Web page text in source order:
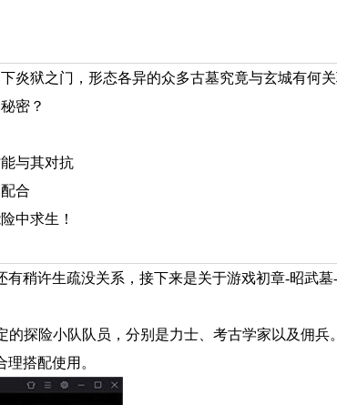
炎狱之门，形态各异的众多古墓究竟与玄城有何关
密？
与其对抗
合
中求生！
稍许生疏没关系，接下来是关于游戏初章-昭武墓
的探险小队队员，分别是力士、考古学家以及佣兵
搭配使用。